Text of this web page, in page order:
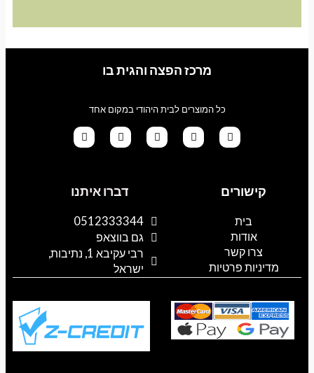
מרכז הפצה והגית בו
כל המוצרים לבית היהודי במקום אחד
a
s
a
p
p
o
k
o
l
e
קישורים
בית
אודות
צרו קשר
מדיניות פרטיות
דברו איתנו
0512333344
גם בווצאפ
רבי עקיבא 1, נתיבות,
ישראל